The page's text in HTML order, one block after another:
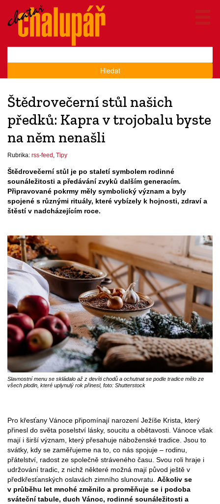
Hledat
Štědrovečerní stůl našich
předků: Kapra v trojobalu byste
na něm nenašli
Rubrika: rss-feed Tipy
Slavnostní menu se skládalo až z devíti chodů a ochutnat se podle tradice mělo ze
všech plodin, které uplynulý rok přinesl, foto: Shutterstock
Štědrovečerní stůl je po staletí symbolem rodinné
sounáležitosti a předávání zvyků dalším generacím.
Připravované pokrmy měly symbolický význam a byly
spojené s různými rituály, které vybízely k hojnosti, zdraví a
štěstí v nadcházejícím roce.
Pro křesťany Vánoce připomínají narození Ježíše Krista, který
přinesl do světa poselství lásky, soucitu a obětavosti. Vánoce však
mají i širší význam, který přesahuje náboženské tradice. Jsou to
svátky, kdy se zaměřujeme na to, co nás spojuje – rodinu,
přátelství, radost ze společně stráveného času. Svou roli hraje i
udržování tradic, z nichž některé možná mají původ ještě v
předkřesťanských oslavách zimního slunovratu. Ačkoliv se
v průběhu let mnohé změnilo a proměňuje se i podoba
sváteční tabule, duch Vánoc, rodinné sounáležitosti a